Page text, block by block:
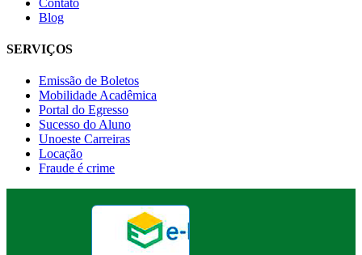
Blog
SERVIÇOS
Emissão de Boletos
Mobilidade Acadêmica
Portal do Egresso
Sucesso do Aluno
Unoeste Carreiras
Locação
Fraude é crime